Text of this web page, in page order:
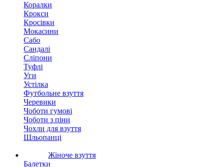
Коралки
Крокси
Кросівки
Мокасини
Сабо
Сандалі
Сліпони
Туфлі
Уги
Устілка
Футбольне взуття
Черевики
Чоботи гумові
Чоботи з піни
Чохли для взуття
Шльопанці
Жіноче взуття
Балетки